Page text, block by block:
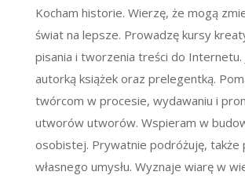
Kocham historie. Wierzę, że mogą
świat na lepsze. Prowadzę kursy
pisania i tworzenia treści do Internetu.
autorką książek oraz prelegentką.
twórcom w procesie, wydawaniu i
utworów utworów. Wspieram w
osobistej. Prywatnie podróżuję, także
własnego umysłu. Wyznaje wiarę w